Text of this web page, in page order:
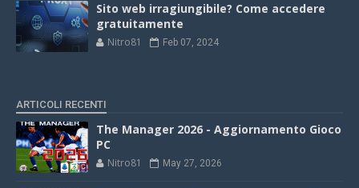
Sito web irragiungibile? Come accedere
gratuitamente
Nitro81 Feb 07, 2024
ARTICOLI RECENTI
The Manager 2026 - Aggiornamento Gioco
PC
Nitro81 May 27, 2026